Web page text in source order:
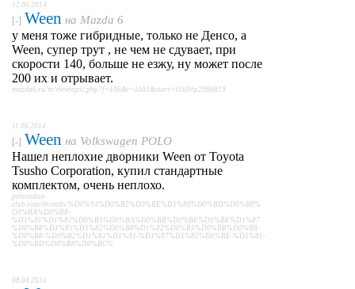
12.06.2014
[-] Ween на Mazda 6
у меня тоже гибридные, только не Денсо, а
Ween, супер трут , не чем не сдувает, при
скорости 140, больше не езжу, ну может после
200 их и отрывает.
mazda6.ru/m/viewtopic.php?f=106&t=4501&start=1160#p2986819
11.06.2014
[-] Ween на Volkswagen POLO
Нашел неплохие дворники Ween от Toyota
Tsusho Corporation, купил стандартные
комплектом, очень неплохо.
polosedan-
club.com/threads/%D0%94%D0%B2%D0%BE%D1%80%D0%BD%D0%B8%
D0%BA%D0%B8-
%D1%81%D1%82%D0%B5%D0%BA%D0%BB%D0%BE%D0%BE%D1%87
%D0%B8%D1%81%D1%82%D0%B8%D1%82%D0%B5%D0%BB%D0%B8-
%D0%B8-%D0%B2%D1%81%D1%91-%D1%87%D1%82%D0%BE-%D1%81-
%D0%BD%D0%B8%D0%BC%
08.04.2014